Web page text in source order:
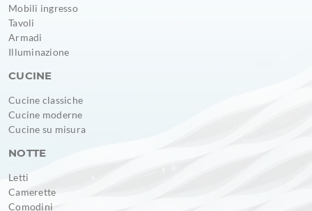
Mobili ingresso
Tavoli
Armadi
Illuminazione
CUCINE
Cucine classiche
Cucine moderne
Cucine su misura
NOTTE
Letti
Camerette
Comodini